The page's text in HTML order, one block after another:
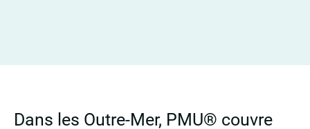
Dans les Outre-Mer, PMU® couvre